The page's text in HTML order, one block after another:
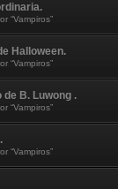
“Vampiros”
Halloween.
“Vampiros”
B. Luwong .
“Vampiros”
“Vampiros”